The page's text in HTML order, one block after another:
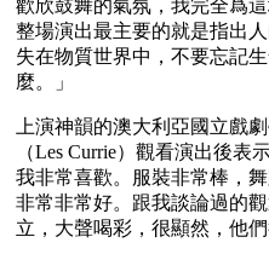
歡欣鼓舞的氣氛，我完全爲
整場演出最主要的就是指出
失在物質世界中，不要忘記
麼。」
上演神韻的澳大利亞國立戲
（Les Currie）觀看演出後表
我非常喜歡。服裝非常棒，
非常非常好。跟我談論過的
立，大聲喝彩，很顯然，他